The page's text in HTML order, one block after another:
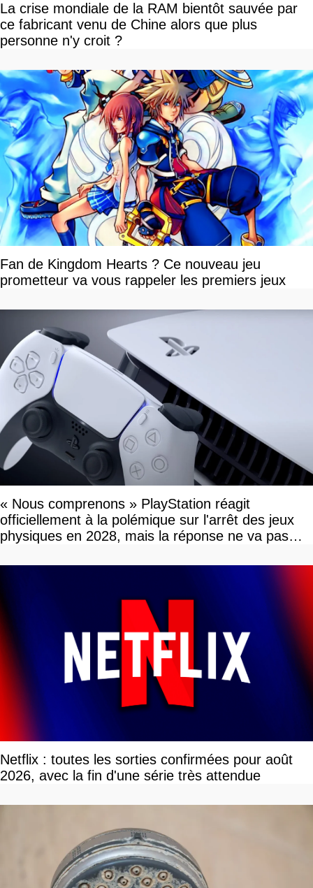
La crise mondiale de la RAM bientôt sauvée par
ce fabricant venu de Chine alors que plus
personne n'y croit ?
Fan de Kingdom Hearts ? Ce nouveau jeu
prometteur va vous rappeler les premiers jeux
« Nous comprenons » PlayStation réagit
officiellement à la polémique sur l'arrêt des jeux
physiques en 2028, mais la réponse ne va pas
Netflix : toutes les sorties confirmées pour août
2026, avec la fin d'une série très attendue